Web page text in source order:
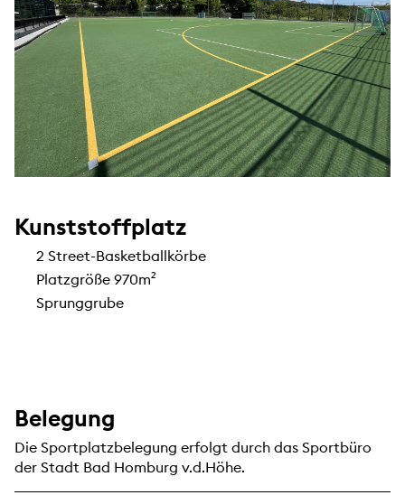
Kunststoffplatz
2 Street-Basketballkörbe
Platzgröße 970m²
Sprunggrube
Belegung
Die Sportplatzbelegung erfolgt durch das Sportbüro
der Stadt Bad Homburg v.d.Höhe.